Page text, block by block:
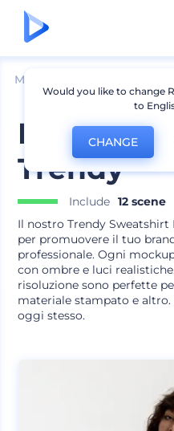
Mockup
Kit
Trendy
Include 12 scene
Il nostro Trendy
per promuovere il tuo
professionale. Ogni
con ombre e luci
risoluzione sono perfette
materiale stampato e
oggi stesso.
Would you like to change
to
CHANGE